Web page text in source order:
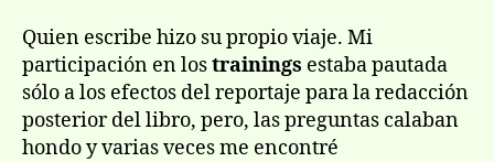
Quien escribe hizo su propio viaje. Mi
participación en lostrainings estaba pautada
sólo a los efectos del reportaje para la redacción
posterior del libro, pero, las preguntas calaban
hondo y varias veces me encontré